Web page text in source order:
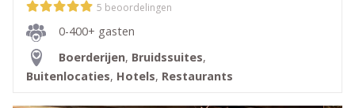
5 beoordelingen
0-400+ gasten
Boerderijen, Bruidssuites,
Buitenlocaties, Hotels, Restaurants